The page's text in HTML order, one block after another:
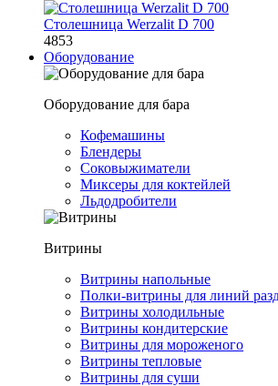
Столешница Werzalit D 700
4853
Оборудование
Оборудование для бара
Кофемашины
Блендеры
Соковыжиматели
Миксеры для коктейлей
Льдодробители
Витрины
Витрины напольные
Полки-витрины для линий
Витрины холодильные
Витрины кондитерские
Витрины для мороженого
Витрины тепловые
Витрины для суши